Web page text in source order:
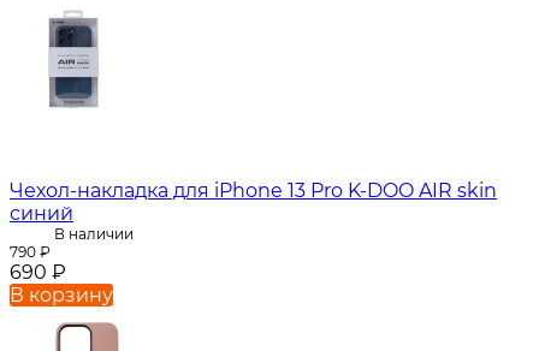
Чехол-накладка для iPhone 13 Pro K-DOO AIR skin
синий
В наличии
790 ₽
690 ₽
В корзину